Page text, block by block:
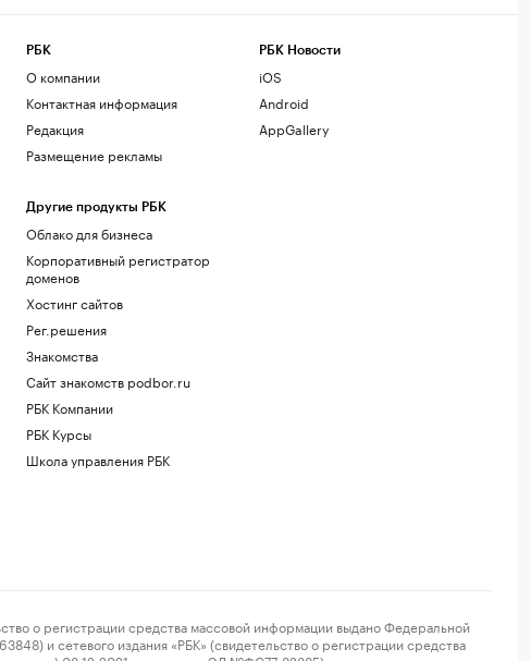
РБК
О компании
Контактная информация
Редакция
Размещение рекламы
Другие продукты РБК
Облако для бизнеса
Корпоративный регистратор
доменов
Хостинг сайтов
Рег.решения
Знакомства
Сайт знакомств podbor.ru
РБК Компании
РБК Курсы
Школа управления РБК
РБК Новости
iOS
Android
AppGallery
о регистрации средства массовой информации выдано Федеральной
и сетевого издания «РБК» (свидетельство о регистрации средства